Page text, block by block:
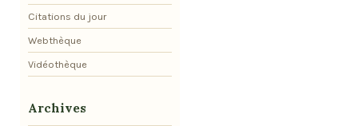
Citations du jour
Webthèque
Vidéothèque
Archives